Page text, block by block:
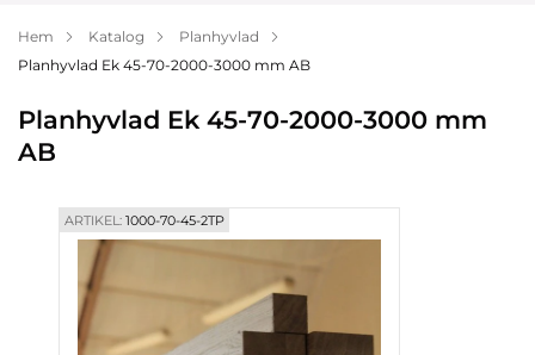
Betalning
Blogg
Hem Katalog
Planhyvlad
Planhyvlad Ek 45-70-2000-3000 mm AB
Planhyvlad Ek 45-70-2000-3000 mm
AB
ARTIKEL:1000-70-45-2TP